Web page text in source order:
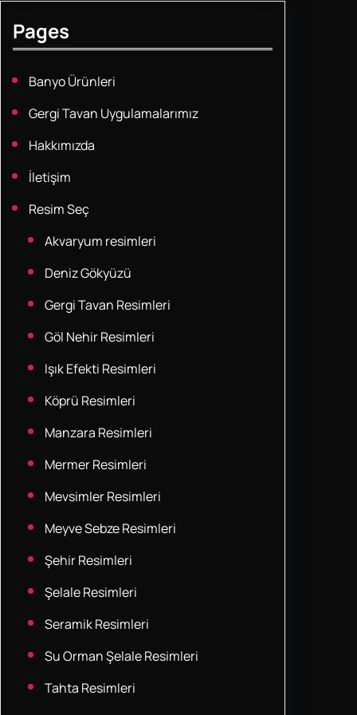
Pages
Banyo Ürünleri
Gergi Tavan Uygulamalarımız
Hakkımızda
İletişim
Resim Seç
Akvaryum resimleri
Deniz Gökyüzü
Gergi Tavan Resimleri
Göl Nehir Resimleri
Işık Efekti Resimleri
Köprü Resimleri
Manzara Resimleri
Mermer Resimleri
Mevsimler Resimleri
Meyve Sebze Resimleri
Şehir Resimleri
Şelale Resimleri
Seramik Resimleri
Su Orman Şelale Resimleri
Tahta Resimleri